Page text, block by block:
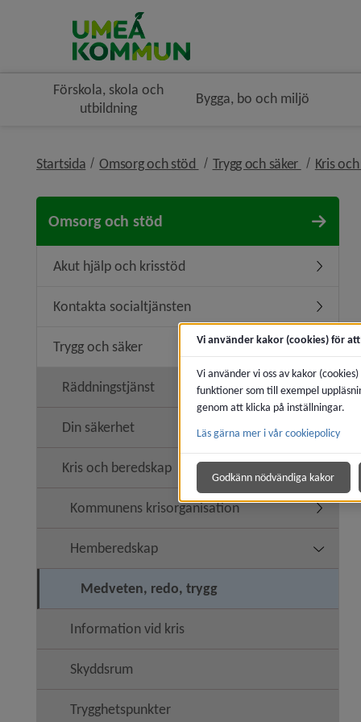
Förskola, skola och
utbildning
Bygga, bo och miljö
Startsida Omsorg och stöd nivå i brödsmulenavigeringen
Trygg och säker nivå i
Kris
Omsorg och stöd
Akut hjälp och krisstöd
Kontakta socialtjänsten
Trygg och säker
Räddningstjänst
Din säkerhet
Kris och beredskap
Kommunens krisorganisation
Hemberedskap
Medveten, redo, trygg
Information vid kris
Skyddsrum
Trygghetspunkter
Vi använder kakor (cookies) för
Vi använder vi oss av kakor
funktioner som till exempel
genom att klicka på inställningar.
Läs gärna mer i vår cookiepolicy
Godkänn nödvändiga kakor